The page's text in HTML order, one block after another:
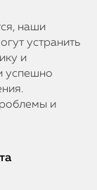
наши
устранить
и
успешно
и